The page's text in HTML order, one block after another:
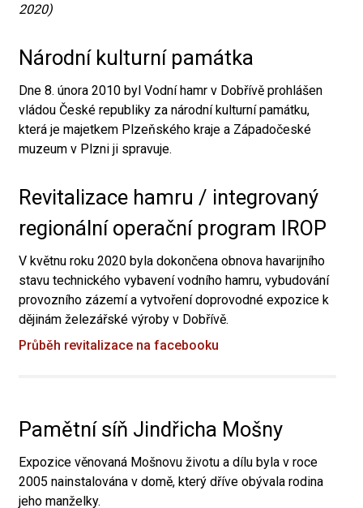
2020)
Národní kulturní památka
Dne 8. února 2010 byl Vodní hamr v Dobřívě prohlášen
vládou České republiky za národní kulturní památku,
která je majetkem Plzeňského kraje a Západočeské
muzeum v Plzni ji spravuje.
Revitalizace hamru / integrovaný
regionální operační program IROP
V květnu roku 2020 byla dokončena obnova havarijního
stavu technického vybavení vodního hamru, vybudování
provozního zázemí a vytvoření doprovodné expozice k
dějinám železářské výroby v Dobřívě.
Průběh revitalizace na facebooku
Pamětní síň Jindřicha Mošny
Expozice věnovaná Mošnovu životu a dílu byla v roce
2005 nainstalována v domě, který dříve obývala rodina
jeho manželky.